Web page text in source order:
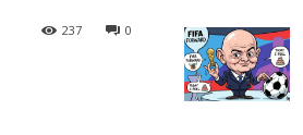
0
237